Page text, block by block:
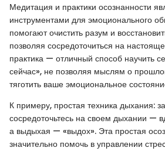
Медитация и практики осознанности
инструментами для эмоционального
помогают очистить разум и
позволяя сосредоточиться на
практика — отличный способ научить
сейчас», не позволяя мыслям о
тяготить ваше эмоциональное
К примеру, простая техника дыхания:
сосредоточьтесь на своем дыхании —
а выдыхая — «выдох». Эта простая
значительно помочь в управлении